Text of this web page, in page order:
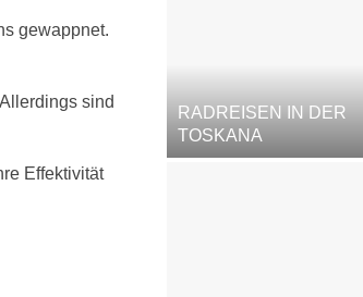
gewappnet.
sind
Effektivität
RADREISEN IN DER
TOSKANA